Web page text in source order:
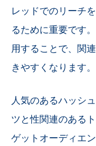
レッドでのリーチ
るために重要です
用することで、関
きやすくなります。
人気のあるハッシ
ツと性関連のある
ゲットオーディエ